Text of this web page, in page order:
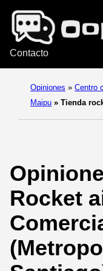
Contacto
Opiniones » Centro
Maipu » Tienda
Rocket